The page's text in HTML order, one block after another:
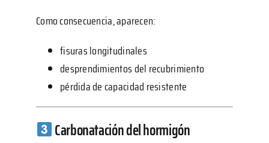
Como consecuencia, aparecen:
fisuras longitudinales
desprendimientos del recubrimiento
pérdida de capacidad resistente
Carbonatación del hormigón